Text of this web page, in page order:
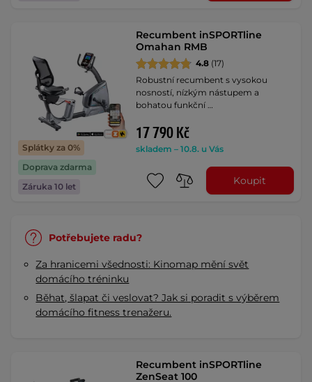
Splátky za 0%
Doprava zdarma
Záruka 10 let
Recumbent inSPORTline
Omahan RMB
4.8 (17)
Robustní recumbent s vysokou
nosností, nízkým nástupem a
bohatou funkční …
17 790 Kč
skladem – 10.8. u Vás
Koupit
Potřebujete radu?
Za hranicemi všednosti: Kinomap mění svět
domácího tréninku
Běhat, šlapat či veslovat? Jak si poradit s výběrem
domácího fitness trenažeru.
Recumbent inSPORTline
ZenSeat 100